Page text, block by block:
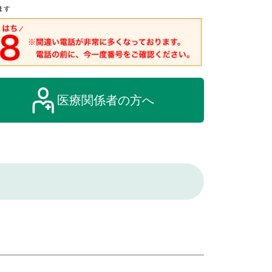
す
医療関係者の方へ